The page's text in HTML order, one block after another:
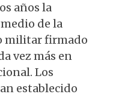
años la
de la
militar firmado
vez más en
Los
establecido